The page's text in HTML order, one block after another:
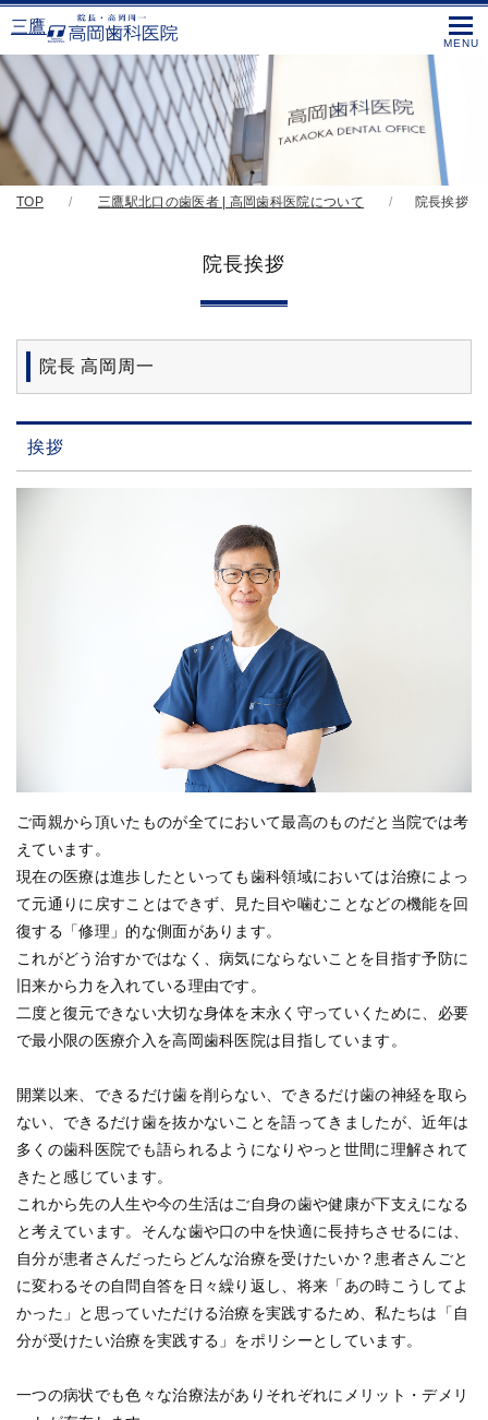
三鷹
TOP 三鷹駅北口の歯医者 | 高岡歯科医院について 院長挨拶
院長挨拶
院長 高岡周一
挨拶
ご両親から頂いたものが全てにおいて最高のものだと当院では考
えています。
現在の医療は進歩したといっても歯科領域においては治療によっ
て元通りに戻すことはできず、見た目や噛むことなどの機能を回
復する「修理」的な側面があります。
これがどう治すかではなく、病気にならないことを目指す予防に
旧来から力を入れている理由です。
二度と復元できない大切な身体を末永く守っていくために、必要
で最小限の医療介入を高岡歯科医院は目指しています。
開業以来、できるだけ歯を削らない、できるだけ歯の神経を取ら
ない、できるだけ歯を抜かないことを語ってきましたが、近年は
多くの歯科医院でも語られるようになりやっと世間に理解されて
きたと感じています。
これから先の人生や今の生活はご自身の歯や健康が下支えになる
と考えています。そんな歯や口の中を快適に長持ちさせるには、
自分が患者さんだったらどんな治療を受けたいか？患者さんごと
に変わるその自問自答を日々繰り返し、将来「あの時こうしてよ
かった」と思っていただける治療を実践するため、私たちは「自
分が受けたい治療を実践する」をポリシーとしています。
一つの病状でも色々な治療法がありそれぞれにメリット・デメリ